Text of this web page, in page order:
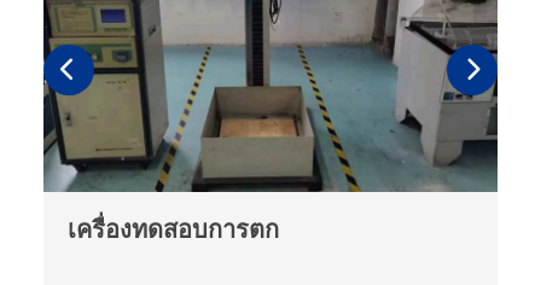
เครื่องวิเคราะห์การเรืองแสง